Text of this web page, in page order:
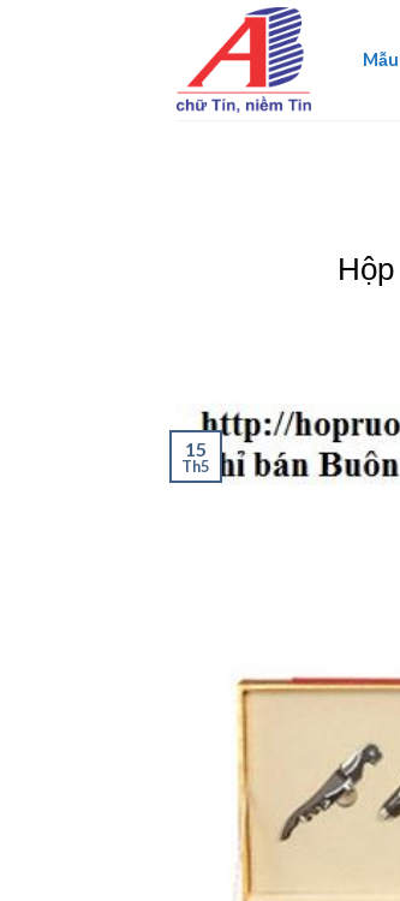
15
Th5